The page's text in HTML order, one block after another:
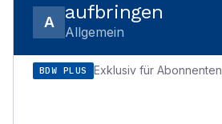
A aufbringen
Allgemein
BDW PLUS Exklusiv für Abonnenten